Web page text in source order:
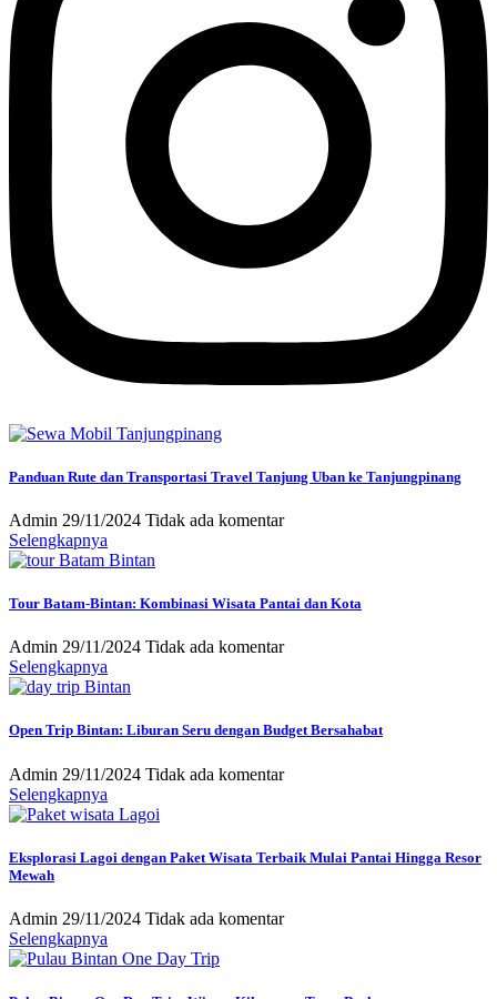
Panduan Rute dan Transportasi Travel Tanjung Uban ke Tanjungpinang
Admin 29/11/2024 Tidak ada komentar
Selengkapnya
Tour Batam-Bintan: Kombinasi Wisata Pantai dan Kota
Admin 29/11/2024 Tidak ada komentar
Selengkapnya
Open Trip Bintan: Liburan Seru dengan Budget Bersahabat
Admin 29/11/2024 Tidak ada komentar
Selengkapnya
Eksplorasi Lagoi dengan Paket Wisata Terbaik Mulai Pantai Hingga Resor
Mewah
Admin 29/11/2024 Tidak ada komentar
Selengkapnya